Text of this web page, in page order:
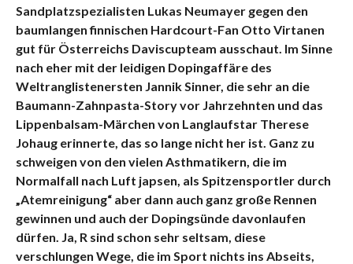
Sandplatzspezialisten Lukas Neumayer gegen den
baumlangen finnischen Hardcourt-Fan Otto Virtanen
gut für Österreichs Daviscupteam ausschaut. Im Sinne
nach eher mit der leidigen Dopingaffäre des
Weltranglistenersten Jannik Sinner, die sehr an die
Baumann-Zahnpasta-Story vor Jahrzehnten und das
Lippenbalsam-Märchen von Langlaufstar Therese
Johaug erinnerte, das so lange nicht her ist. Ganz zu
schweigen von den vielen Asthmatikern, die im
Normalfall nach Luft japsen, als Spitzensportler durch
„Atemreinigung“ aber dann auch ganz große Rennen
gewinnen und auch der Dopingsünde davonlaufen
dürfen. Ja, R sind schon sehr seltsam, diese
verschlungen Wege, die im Sport nichts ins Abseits,